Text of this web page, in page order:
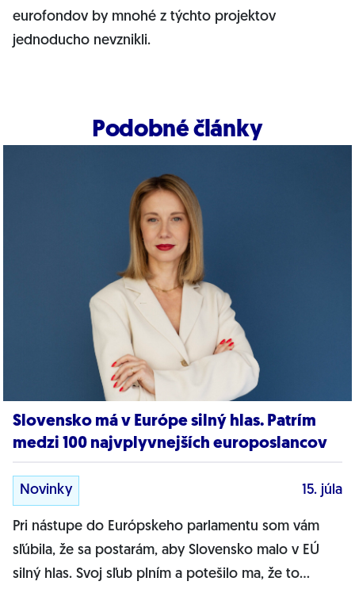
eurofondov by mnohé z týchto projektov
jednoducho nevznikli.
Podobné články
Slovensko má v Európe silný hlas. Patrím
medzi 100 najvplyvnejších europoslancov
Novinky 15. júla
Pri nástupe do Európskeho parlamentu som vám
sľúbila, že sa postarám, aby Slovensko malo v EÚ
silný hlas. Svoj sľub plním a potešilo ma, že to